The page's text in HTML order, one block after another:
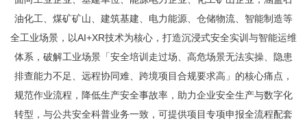
油化工、煤矿矿山、建筑基建、电力能源、仓储物流、智能制造等
全工业场景，以AI+XR技术为核心，打造沉浸式安全实训与智能运维
体系，破解工业场景「安全培训走过场、高危场景无法实操、隐患
排查能力不足、远程协同难、跨境项目合规要求高」的核心痛点，
规范作业流程，降低生产安全事故率，助力企业安全生产与数字化
转型，与公共安全科普业务一致，可提供项目专项申报全流程配套